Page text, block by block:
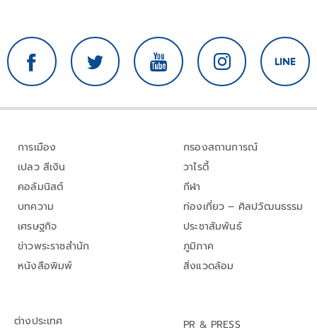
การเมือง
เปลว สีเงิน
คอลัมนิสต์
บทความ
เศรษฐกิจ
ข่าวพระราชสำนัก
หนังสือพิมพ์
กรองสถานการณ์
วาไรตี้
กีฬา
ท่องเที่ยว – ศิลปวัฒนธรรม
ประชาสัมพันธ์
ภูมิภาค
สิ่งแวดล้อม
ต่างประเทศ PR & PRESS